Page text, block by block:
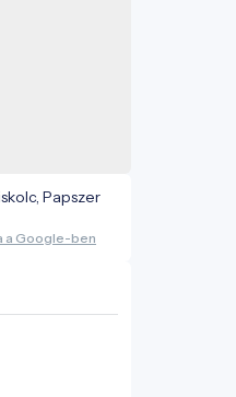
Papszer
a Google-ben